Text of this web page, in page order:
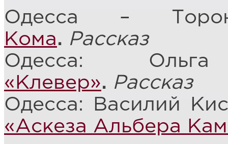
Одесса –
Кома. Рассказ
Одесса:
«Клевер». Рассказ
Одесса: Василий
«Аскеза Альбера